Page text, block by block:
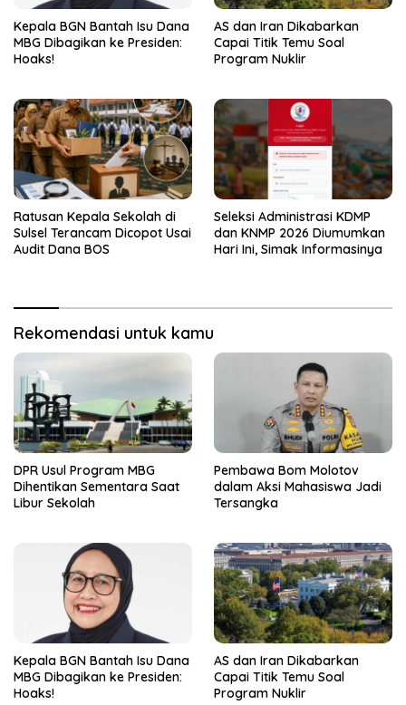
Kepala BGN Bantah Isu Dana
MBG Dibagikan ke Presiden:
Hoaks!
AS dan Iran Dikabarkan
Capai Titik Temu Soal
Program Nuklir
Ratusan Kepala Sekolah di
Sulsel Terancam Dicopot Usai
Audit Dana BOS
Seleksi Administrasi KDMP
dan KNMP 2026 Diumumkan
Hari Ini, Simak Informasinya
Rekomendasi untuk kamu
DPR Usul Program MBG
Dihentikan Sementara Saat
Libur Sekolah
Pembawa Bom Molotov
dalam Aksi Mahasiswa Jadi
Tersangka
Kepala BGN Bantah Isu Dana
MBG Dibagikan ke Presiden:
Hoaks!
AS dan Iran Dikabarkan
Capai Titik Temu Soal
Program Nuklir